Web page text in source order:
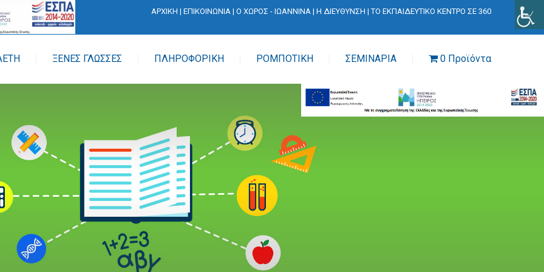
ΑΡΧΙΚΗ | ΕΠΙΚΟΙΝΩΝΙΑ | Ο ΧΩΡΟΣ - ΙΩΑΝΝΙΝΑ | Η ΔΙΕΥΘΥΝΣΗ |ΤΟ ΕΚΠΑΙΔΕΥΤΙΚΟ ΚΕΝΤΡΟ ΣΕ 360
ΞΕΝΕΣ ΓΛΩΣΣΕΣ ΠΛΗΡΟΦΟΡΙΚΗ ΡΟΜΠΟΤΙΚΗ ΣΕΜΙΝΑΡΙΑ 0 Προϊόντα